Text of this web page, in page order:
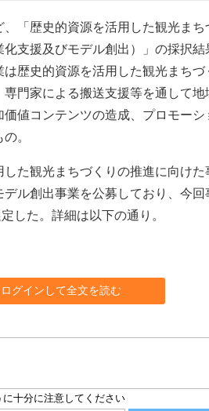
「歴史的資源を活用した観光まち
化支援及びモデル創出）」の採択結
歴史的資源を活用した観光まちづ
専門家による搬送支援等を通して地
値コンテンツの造成、プロモーシ
。
た観光まちづくりの推進に向けた
デル創出事業を公募しており、今回
した。詳細は以下の通り。
ログインして全文を読む